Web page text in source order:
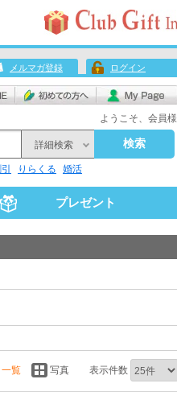
メルマガ登録 ログイン
ようこそ、会員様
詳細検索 検索
りらくる 婚活
プレゼント
一覧 写真 表示件数